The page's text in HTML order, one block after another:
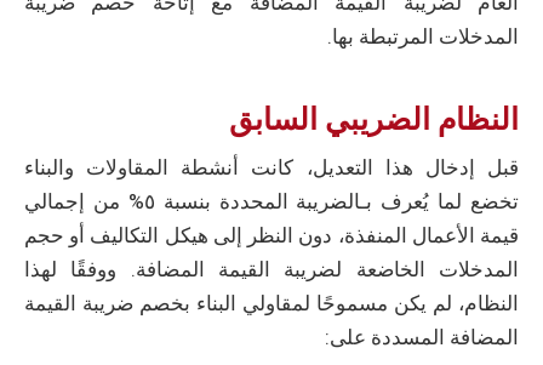
المدخلات المرتبطة بها.
النظام الضريبي السابق
قبل إدخال هذا التعديل، كانت أنشطة المقاولات والبناء
تخضع لما يُعرف بـالضريبة المحددة بنسبة ٥%
من إجمالي
قيمة الأعمال المنفذة، دون النظر إلى هيكل التكاليف أو حجم
المدخلات الخاضعة لضريبة القيمة المضافة. ووفقًا لهذا
النظام، لم يكن مسموحًا لمقاولي البناء بخصم ضريبة القيمة
المضافة المسددة على: